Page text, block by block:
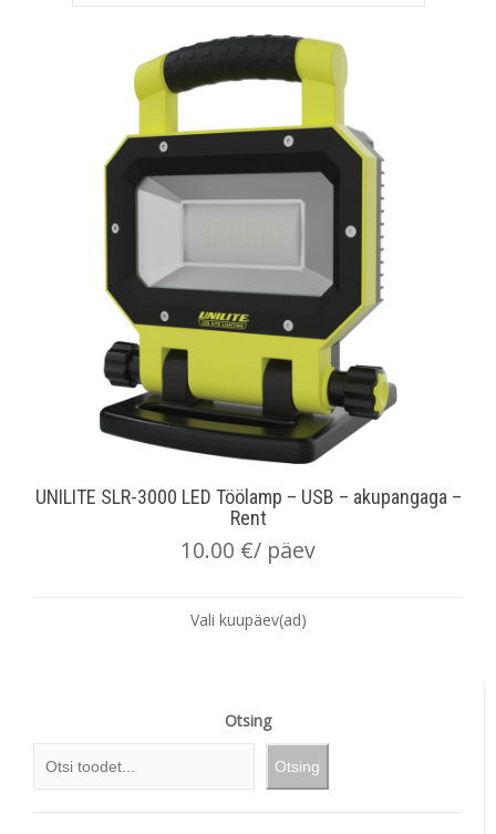
UNILITE SLR-3000 LED Töölamp – USB – akupangaga –
Rent
10.00 €/ päev
Vali kuupäev(ad)
Otsing
Otsing